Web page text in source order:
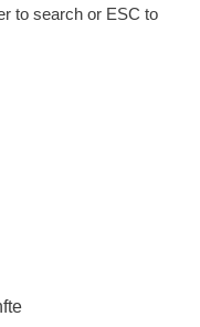
to search or ESC to